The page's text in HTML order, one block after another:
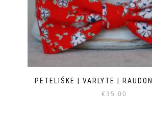
PETELIŠKĖ | VARLYTĖ |
€35.00